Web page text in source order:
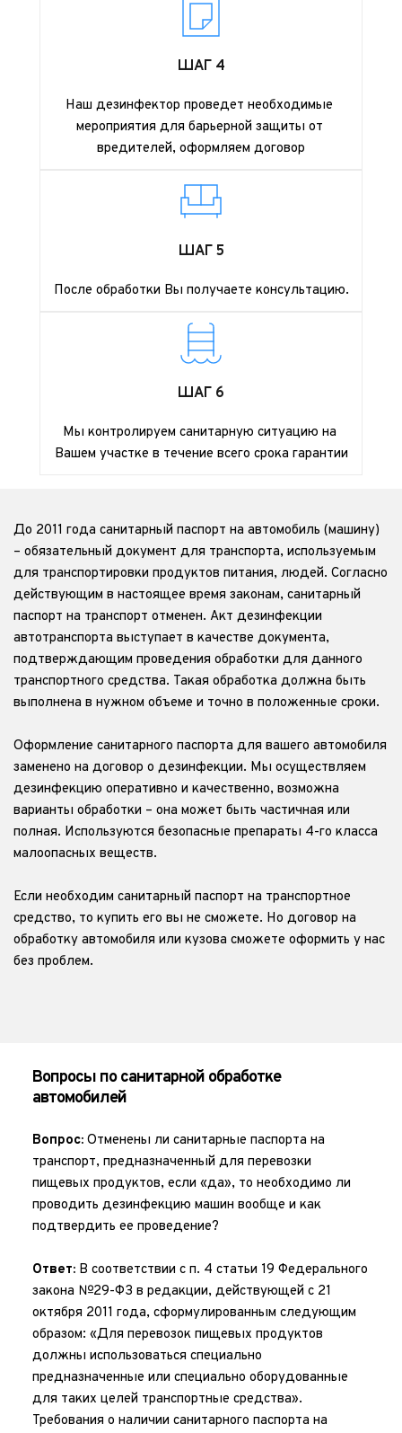
ШАГ 4
Наш дезинфектор проведет необходимые
мероприятия для барьерной защиты от
вредителей, оформляем договор
ШАГ 5
После обработки Вы получаете консультацию.
ШАГ 6
Мы контролируем санитарную ситуацию на
Вашем участке в течение всего срока гарантии
До 2011 года санитарный паспорт на автомобиль (машину)
– обязательный документ для транспорта, используемым
для транспортировки продуктов питания, людей. Согласно
действующим в настоящее время законам, санитарный
паспорт на транспорт отменен. Акт дезинфекции
автотранспорта выступает в качестве документа,
подтверждающим проведения обработки для данного
транспортного средства. Такая обработка должна быть
выполнена в нужном объеме и точно в положенные сроки.
Оформление санитарного паспорта для вашего автомобиля
заменено на договор о дезинфекции. Мы осуществляем
дезинфекцию оперативно и качественно, возможна
варианты обработки – она может быть частичная или
полная. Используются безопасные препараты 4-го класса
малоопасных веществ.
Если необходим санитарный паспорт на транспортное
средство, то купить его вы не сможете. Но договор на
обработку автомобиля или кузова сможете оформить у нас
без проблем.
Вопросы по санитарной обработке
автомобилей
Вопрос: Отменены ли санитарные паспорта на
транспорт, предназначенный для перевозки
пищевых продуктов, если «да», то необходимо ли
проводить дезинфекцию машин вообще и как
подтвердить ее проведение?
Ответ: В соответствии с п. 4 статьи 19 Федерального
закона №29-ФЗ в редакции, действующей с 21
октября 2011 года, сформулированным следующим
образом: «Для перевозок пищевых продуктов
должны использоваться специально
предназначенные или специально оборудованные
для таких целей транспортные средства».
Требования о наличии санитарного паспорта на